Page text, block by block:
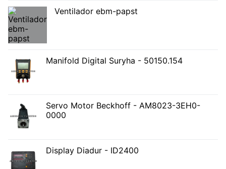
Ventilador ebm-papst
Manifold Digital Suryha - 50150.154
Servo Motor Beckhoff - AM8023-3EH0-
0000
Display Diadur - ID2400